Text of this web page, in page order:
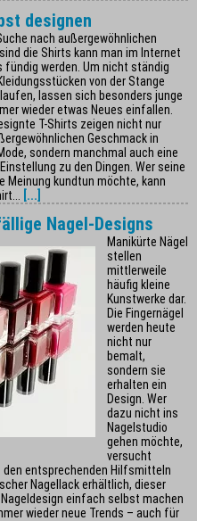
designen
nach außergewöhnlichen
die Shirts kann man im Internet
fündig werden. Um nicht ständig
von der Stange
lassen sich besonders junge
wieder etwas Neues einfallen.
T-Shirts zeigen nicht nur
Geschmack in
sondern manchmal auch eine
zu den Dingen. Wer seine
Meinung kundtun möchte, kann
[...]
Nagel-Designs
Manikürte Nägel
stellen
mittlerweile
häufig kleine
Kunstwerke dar.
Die Fingernägel
werden heute
nicht nur
bemalt,
sondern sie
erhalten ein
Design. Wer
dazu nicht ins
Nagelstudio
gehen möchte,
versucht
entsprechenden Hilfsmitteln
Nagellack erhältlich, dieser
einfach selbst machen
wieder neue Trends – auch für